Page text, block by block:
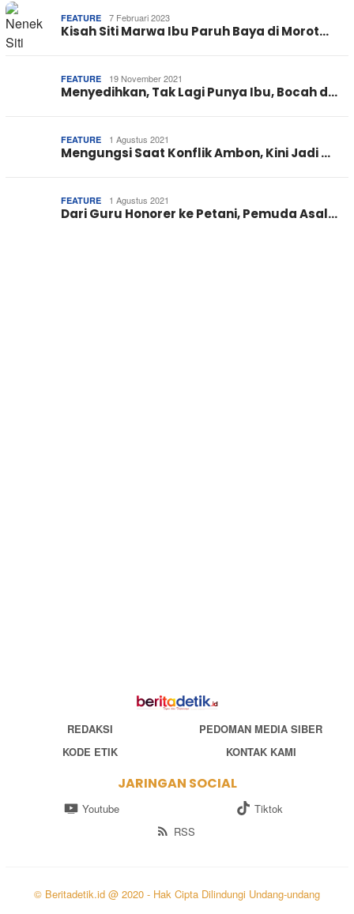
FEATURE 7 Februari 2023
Kisah Siti Marwa Ibu Paruh Baya di Morot…
FEATURE 19 November 2021
Menyedihkan, Tak Lagi Punya Ibu, Bocah d…
FEATURE 1 Agustus 2021
Mengungsi Saat Konflik Ambon, Kini Jadi …
FEATURE 1 Agustus 2021
Dari Guru Honorer ke Petani, Pemuda Asal…
REDAKSI
PEDOMAN MEDIA SIBER
KODE ETIK
KONTAK KAMI
JARINGAN SOCIAL
Youtube
Tiktok
RSS
© Beritadetik.id @ 2020 - Hak Cipta Dilindungi Undang-undang